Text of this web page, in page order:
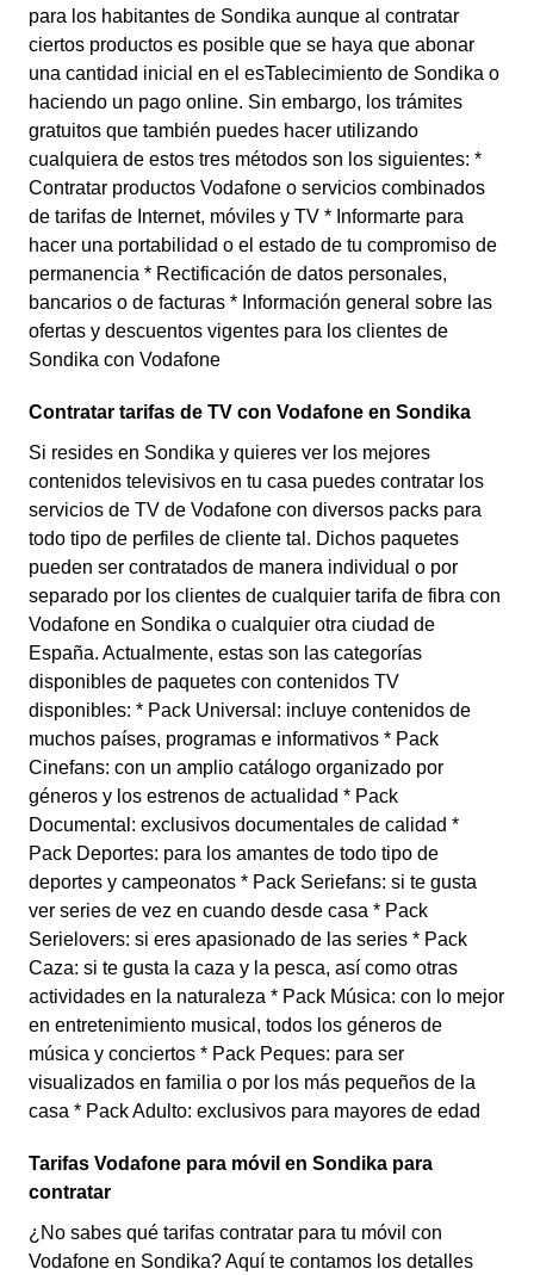
para los habitantes de Sondika aunque al contratar
ciertos productos es posible que se haya que abonar
una cantidad inicial en el esTablecimiento de Sondika o
haciendo un pago online. Sin embargo, los trámites
gratuitos que también puedes hacer utilizando
cualquiera de estos tres métodos son los siguientes: *
Contratar productos Vodafone o servicios combinados
de tarifas de Internet, móviles y TV * Informarte para
hacer una portabilidad o el estado de tu compromiso de
permanencia * Rectificación de datos personales,
bancarios o de facturas * Información general sobre las
ofertas y descuentos vigentes para los clientes de
Sondika con Vodafone
Contratar tarifas de TV con Vodafone en Sondika
Si resides en Sondika y quieres ver los mejores
contenidos televisivos en tu casa puedes contratar los
servicios de TV de Vodafone con diversos packs para
todo tipo de perfiles de cliente tal. Dichos paquetes
pueden ser contratados de manera individual o por
separado por los clientes de cualquier tarifa de fibra con
Vodafone en Sondika o cualquier otra ciudad de
España. Actualmente, estas son las categorías
disponibles de paquetes con contenidos TV
disponibles: * Pack Universal: incluye contenidos de
muchos países, programas e informativos * Pack
Cinefans: con un amplio catálogo organizado por
géneros y los estrenos de actualidad * Pack
Documental: exclusivos documentales de calidad *
Pack Deportes: para los amantes de todo tipo de
deportes y campeonatos * Pack Seriefans: si te gusta
ver series de vez en cuando desde casa * Pack
Serielovers: si eres apasionado de las series * Pack
Caza: si te gusta la caza y la pesca, así como otras
actividades en la naturaleza * Pack Música: con lo mejor
en entretenimiento musical, todos los géneros de
música y conciertos * Pack Peques: para ser
visualizados en familia o por los más pequeños de la
casa * Pack Adulto: exclusivos para mayores de edad
Tarifas Vodafone para móvil en Sondika para
contratar
¿No sabes qué tarifas contratar para tu móvil con
Vodafone en Sondika? Aquí te contamos los detalles